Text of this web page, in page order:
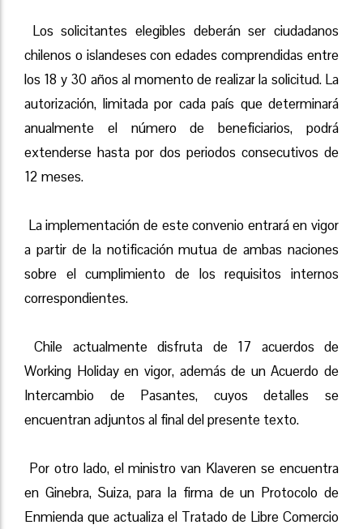
Los solicitantes elegibles deberán ser ciudadanos
chilenos o islandeses con edades comprendidas entre
los 18 y 30 años al momento de realizar la solicitud. La
autorización, limitada por cada país que determinará
anualmente el número de beneficiarios, podrá
extenderse hasta por dos periodos consecutivos de
12 meses.
La implementación de este convenio entrará en vigor
a partir de la notificación mutua de ambas naciones
sobre el cumplimiento de los requisitos internos
correspondientes.
Chile actualmente disfruta de 17 acuerdos de
Working Holiday en vigor, además de un Acuerdo de
Intercambio de Pasantes, cuyos detalles se
encuentran adjuntos al final del presente texto.
Por otro lado, el ministro van Klaveren se encuentra
en Ginebra, Suiza, para la firma de un Protocolo de
Enmienda que actualiza el Tratado de Libre Comercio